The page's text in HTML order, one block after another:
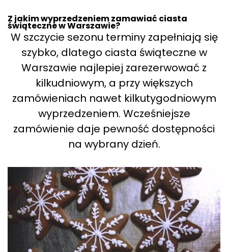
Z jakim wyprzedzeniem zamawiać ciasta
świąteczne w Warszawie?
W szczycie sezonu terminy zapełniają się
szybko, dlatego ciasta świąteczne w
Warszawie najlepiej zarezerwować z
kilkudniowym, a przy większych
zamówieniach nawet kilkutygodniowym
wyprzedzeniem. Wcześniejsze
zamówienie daje pewność dostępności
na wybrany dzień.